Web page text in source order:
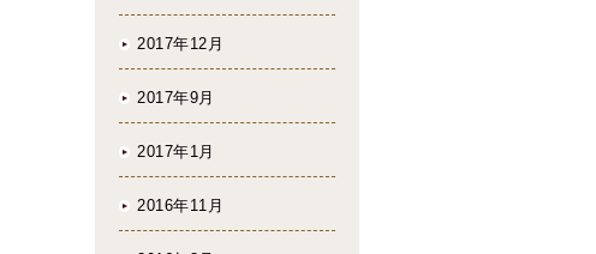
2017年12月
2017年9月
2017年1月
2016年11月